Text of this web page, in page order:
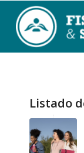
Listado